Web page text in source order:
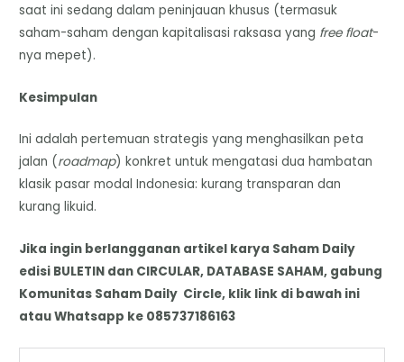
saat ini sedang dalam peninjauan khusus (termasuk
saham-saham dengan kapitalisasi raksasa yang free float-
nya mepet).
Kesimpulan
Ini adalah pertemuan strategis yang menghasilkan peta
jalan (roadmap) konkret untuk mengatasi dua hambatan
klasik pasar modal Indonesia: kurang transparan dan
kurang likuid.
Jika ingin berlangganan artikel karya Saham Daily
edisi BULETIN dan CIRCULAR, DATABASE SAHAM, gabung
Komunitas Saham Daily Circle, klik link di bawah ini
atau Whatsapp ke 085737186163